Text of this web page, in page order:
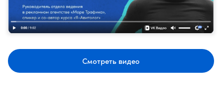
Смотреть видео